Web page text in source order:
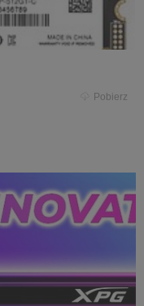
Pobierz